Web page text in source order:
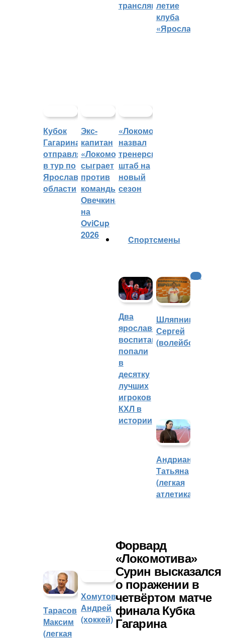
трансляцийлетие
клуба
«Ярославич»
Кубок
Гагарина
отправляется
в тур по
Ярославской
области
Экс-
капитан
«Локомотива»
сыграет
против
команды
Овечкина
на
OviCup
2026
«Локомотив»
назвал
тренерский
штаб на
новый
сезон
Cпортсмены
Два
ярославских
воспитанника
попали
в
десятку
лучших
игроков
КХЛ в
истории
Шляпников
Сергей
(волейбол)
Андрианова
Татьяна
(легкая
атлетика)
Тарасов
Максим
(легкая
Хомутов
Андрей
(хоккей)
КХЛ
Форвард
«Локомотива»
Сурин высказался
о поражении в
четвёртом матче
финала Кубка
Гагарина